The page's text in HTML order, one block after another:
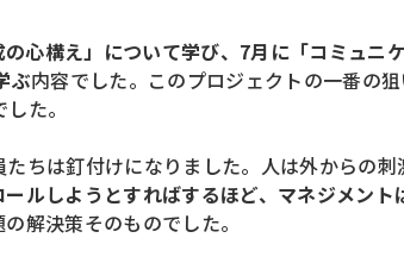
心構え」について学び、7月に「コミュニ
ぶ内容でした。このプロジェクトの一番の
た。
ちは釘付けになりました。人は外からの刺
ルしようとすればするほど、マネジメント
解決策そのものでした。